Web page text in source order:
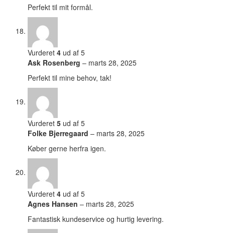
Perfekt til mit formål.
Vurderet 4 ud af 5
Ask Rosenberg – marts 28, 2025
Perfekt til mine behov, tak!
Vurderet 5 ud af 5
Folke Bjerregaard – marts 28, 2025
Køber gerne herfra igen.
Vurderet 4 ud af 5
Agnes Hansen – marts 28, 2025
Fantastisk kundeservice og hurtig levering.